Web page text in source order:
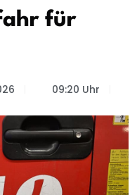
für
09:20 Uhr